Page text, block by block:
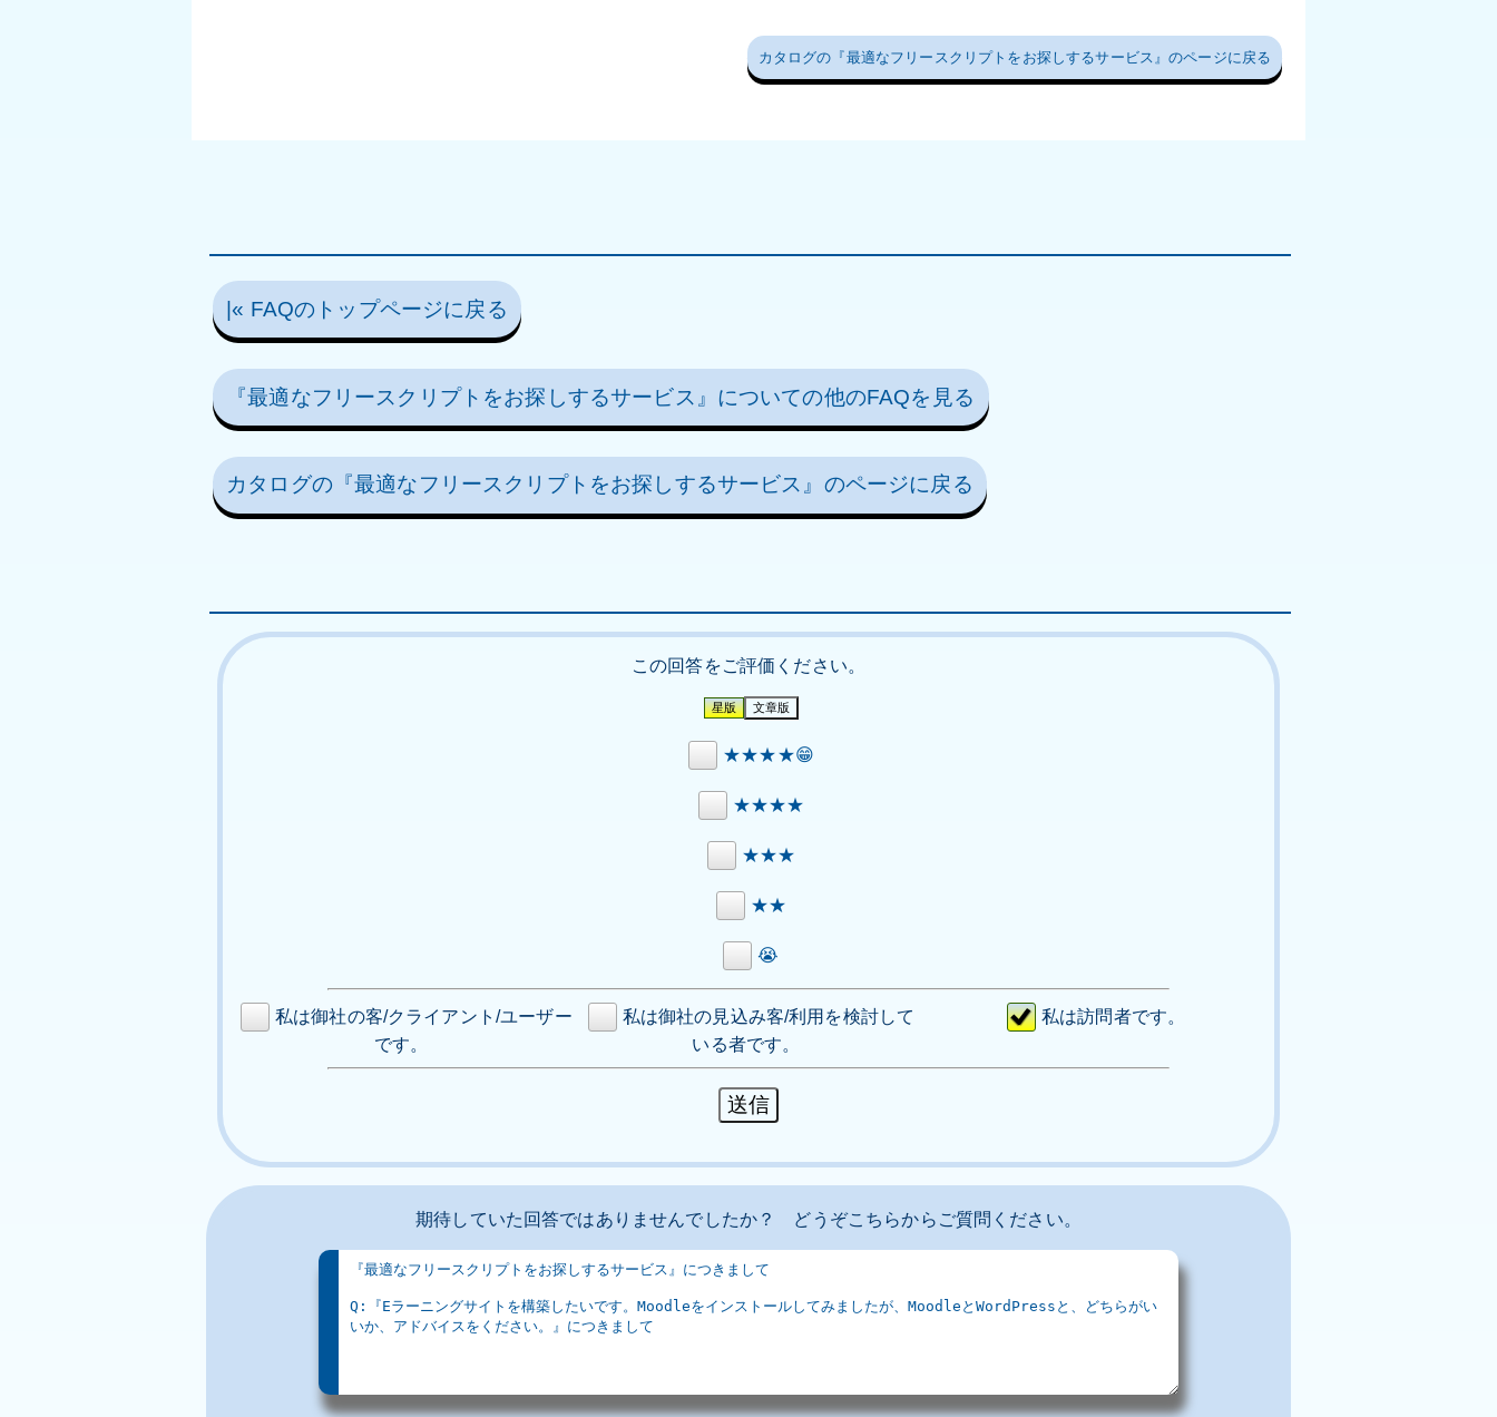
カタログの『最適なフリースクリプトをお探しするサービス』のページに戻る
|« FAQのトップページに戻る
『最適なフリースクリプトをお探しするサービス』についての他のFAQを見る
カタログの『最適なフリースクリプトをお探しするサービス』のページに戻る
この回答をご評価ください。
★★★★😁
★★★★
★★★
★★
😭
私は御社の客/クライアント/ユーザー
です。
私は御社の見込み客/利用を検討して
いる者です。
私は訪問者です。
期待していた回答ではありませんでしたか？ どうぞこちらからご質問ください。